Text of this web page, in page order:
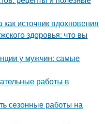
источник вдохновения
здоровья: что вы
у мужчин: самые
работы в
сезонные работы на